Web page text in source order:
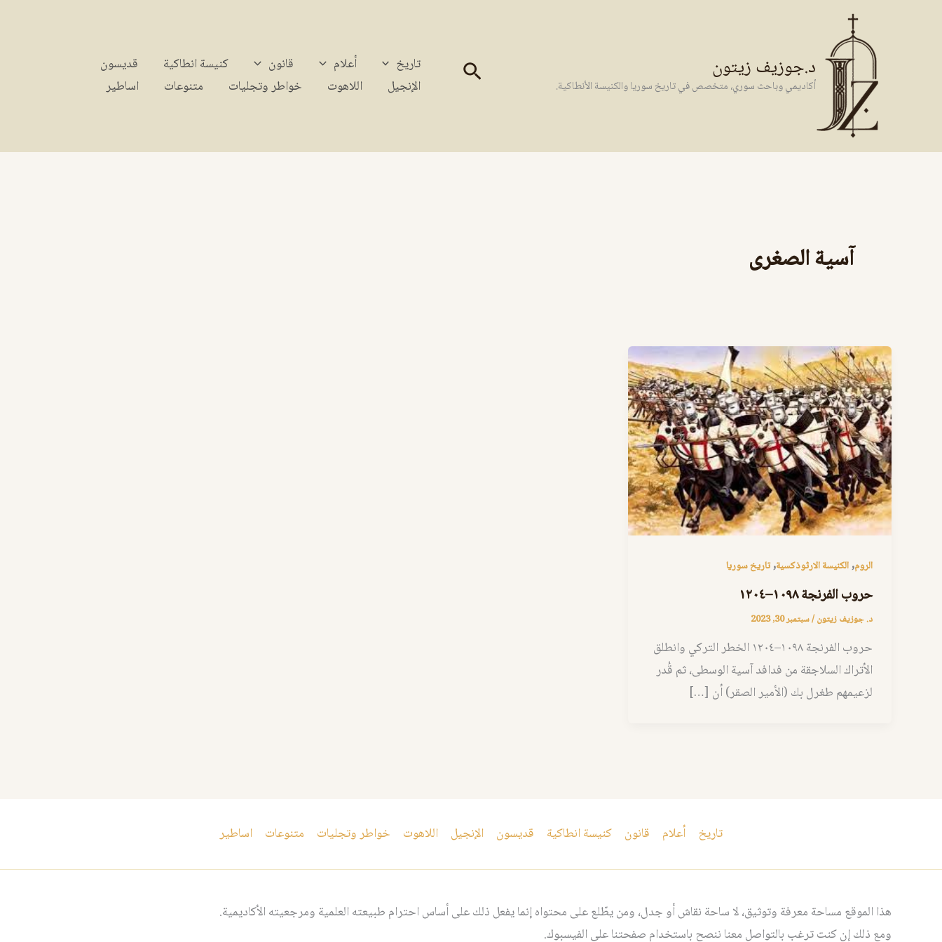
د.جوزيف زيتون
أكاديمي وباحث سوري، متخصص في تاريخ سوريا والكنيسة الأنطاكية. البحث تاريخ أعلام قانون كنيسة انطاكية
قديسون
الإنجيل
اللاهوت خواطر وتجليات متنوعات اساطير
آسية الصغرى
الروم,الكنيسة الارثوذكسية,تاريخ سوريا
حروب الفرنجة ١٠٩٨–١٢٠٤
د. جوزيف زيتون/سبتمبر 30, 2023
حروب الفرنجة ١٠٩٨–١٢٠٤ الخطر التركي وانطلق
الأتراك السلاجقة من فدافد آسية الوسطى، ثم قُدر
لزعيمهم طغرل بك (الأمير الصقر) أن […]
تاريخ أعلام قانون كنيسة انطاكية قديسون الإنجيل اللاهوت خواطر وتجليات متنوعات اساطير
هذا الموقع مساحة معرفة وتوثيق، لا ساحة نقاش أو جدل، ومن يطّلع على محتواه إنما يفعل ذلك على أساس احترام طبيعته العلمية ومرجعيته الأكاديمية.
ومع ذلك إن كنت ترغب بالتواصل معنا ننصح باستخدام صفحتنا على الفيسبوك.